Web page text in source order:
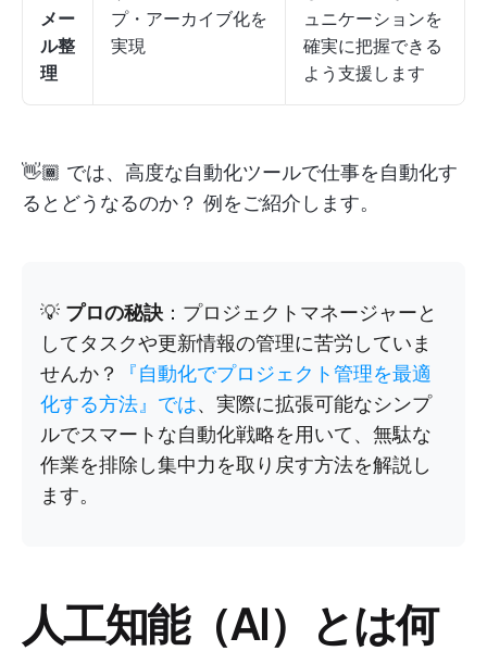
メー
ル整
理
プ・アーカイブ化を
実現
ュニケーションを
確実に把握できる
よう支援します
👋🏾 では、高度な自動化ツールで仕事を自動化す
るとどうなるのか？ 例をご紹介します。
💡 プロの秘訣 ：プロジェクトマネージャーと
してタスクや更新情報の管理に苦労していま
せんか？
『自動化でプロジェクト管理を最適
化する方法』では、実際に拡張可能なシンプ
ルでスマートな自動化戦略を用いて、無駄な
作業を排除し集中力を取り戻す方法を解説し
ます。
人工知能（AI）とは何